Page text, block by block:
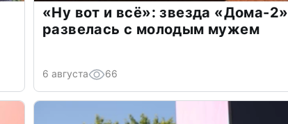
«Ну вот и всё»: звезда «Дома-2»
развелась с молодым мужем
6 августа 66